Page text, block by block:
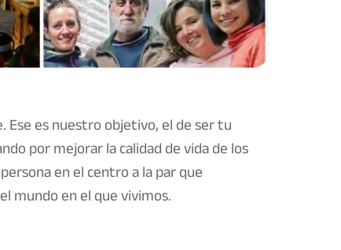
Ese es nuestro objetivo, el de ser tu
por mejorar la calidad de vida de los
en el centro a la par que
mundo en el que vivimos.